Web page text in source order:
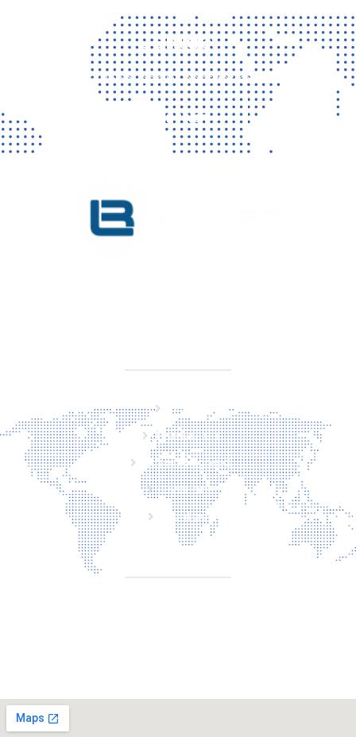
Contact
Vragen? Neem gerust contact met ons op!
CONTACT
Home
Producten
Laserveiligheid
Over ons
Contact